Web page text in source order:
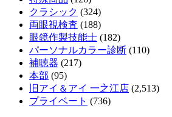
クラシック (324)
両眼視検査 (188)
眼鏡作製技能士 (182)
パーソナルカラー診断 (110)
補聴器 (217)
本部 (95)
旧アイ＆アイ 一之江店 (2,513)
プライベート (736)